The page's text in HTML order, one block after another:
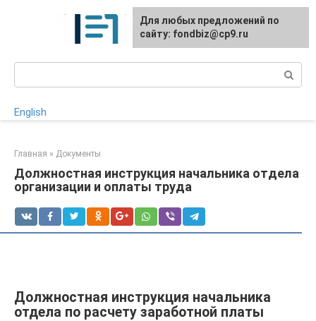
English
Главная » Документы
Должностная инструкция начальника отдела
организации и оплаты труда
Должностная инструкция начальника
отдела по расчету заработной платы
Для любых предложений по
сайту: fondbiz@cp9.ru